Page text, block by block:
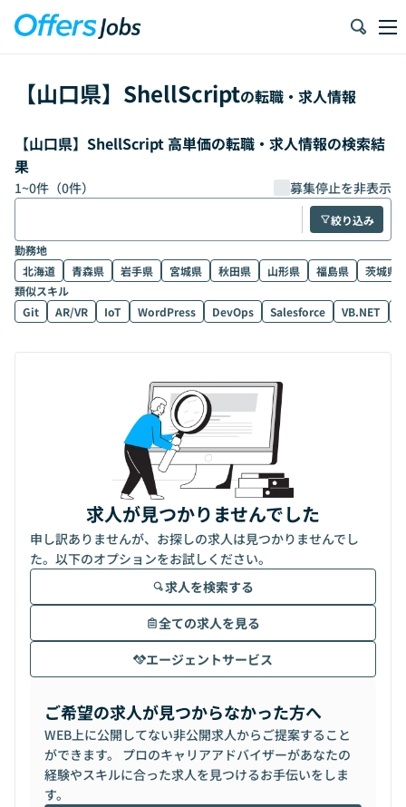
【山口県】 ShellScriptの転職・求人情報
【山口県】ShellScript 高単価の転職・求人情報の検索結
果
1~0件（0件） 募集停止を非表示
絞り込み
勤務地
北海道
青森県 岩手県 宮城県 秋田県 山形県 福島県
茨城県
類似スキル
Git
AR/VR IoT WordPress DevOps Salesforce VB.NET
求人が見つかりませんでした
申し訳ありませんが、お探しの求人は見つかりませんでし
た。以下のオプションをお試しください。
求人を検索する
全ての求人を見る
エージェントサービス
ご希望の求人が見つからなかった方へ
WEB上に公開してない非公開求人からご提案すること
ができます。 プロのキャリアアドバイザーがあなたの
経験やスキルに合った求人を見つけるお手伝いをしま
す。